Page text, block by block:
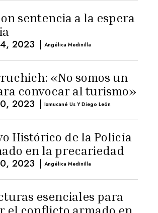
sentencia a la espera
2023 | Angélica Medinilla
«No somos un
convocar al turismo»
2023 | Ixmucané Us Y Diego León
Histórico de la Policía
en la precariedad
2023 | Angélica Medinilla
esenciales para
el conflicto armado en